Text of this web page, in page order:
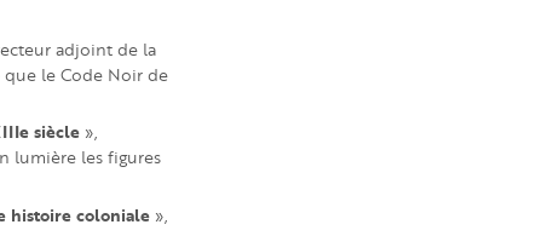
adjoint de la
que le Code Noir de
siècle »,
lumière les figures
histoire coloniale »,